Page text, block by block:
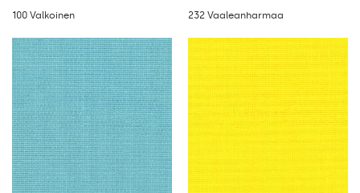
100 Valkoinen 232 Vaaleanharmaa